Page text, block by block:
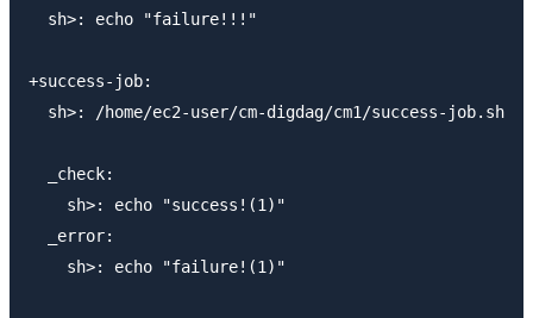
  sh>: echo "failure!!!"
+success-job:
  sh>: /home/ec2-user/cm-digdag/cm1/success-job.sh
  _check:
    sh>: echo "success!(1)"
  _error:
    sh>: echo "failure!(1)"